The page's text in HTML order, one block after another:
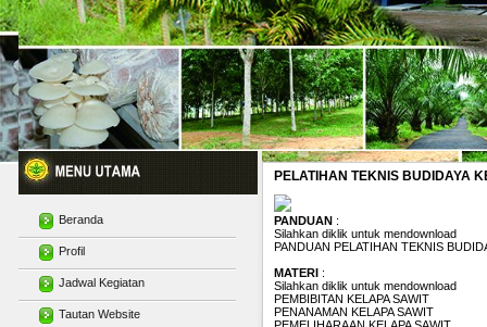
Beranda
Profil
Jadwal Kegiatan
Tautan Website
PELATIHAN TEKNIS BUDIDAYA
PANDUAN :
Silahkan diklik untuk mendownload
PANDUAN PELATIHAN TEKNIS
MATERI :
Silahkan diklik untuk mendownload
PEMBIBITAN KELAPA SAWIT
PENANAMAN KELAPA SAWIT